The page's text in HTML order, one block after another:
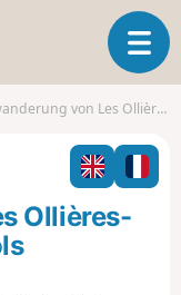
T
o
g
l
n
von Les Ollières-sur-Eyrieux nach Conjols
Ollières-